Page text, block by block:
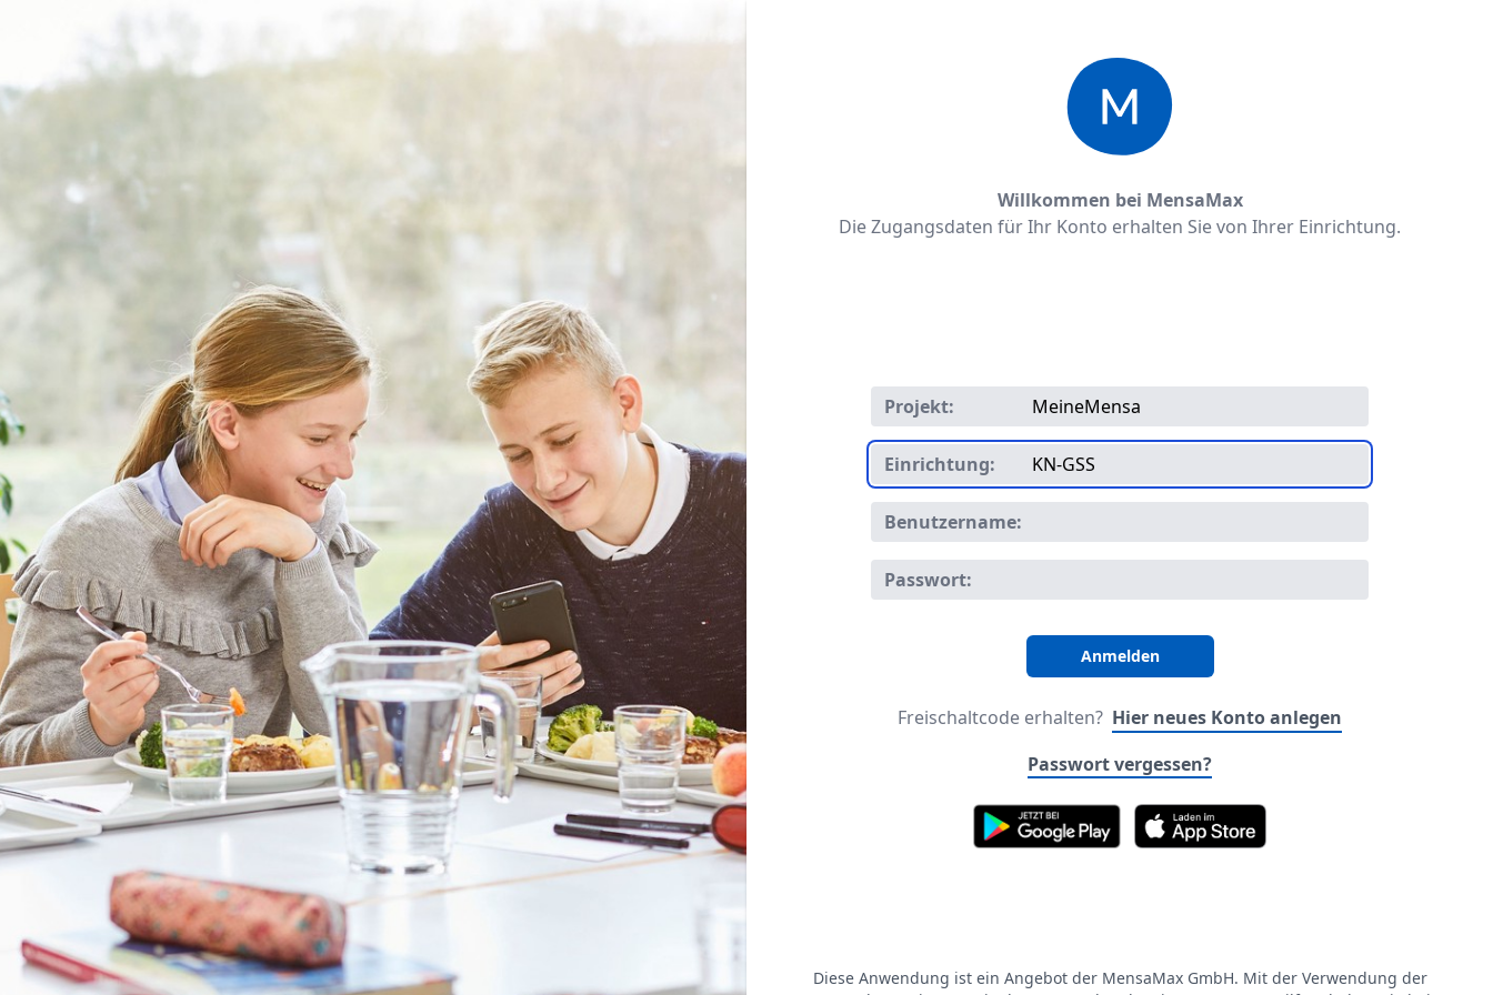
Willkommen bei MensaMax
Die Zugangsdaten für Ihr Konto erhalten Sie von Ihrer Einrichtung.
Projekt:
Einrichtung:
Benutzername:
Passwort:
Freischaltcode erhalten? Hier neues Konto anlegen
Passwort vergessen?
Diese Anwendung ist ein Angebot der MensaMax GmbH. Mit der Verwendung der